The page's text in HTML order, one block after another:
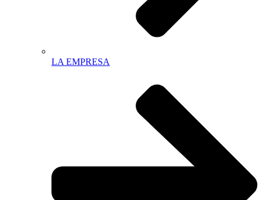
LA EMPRESA